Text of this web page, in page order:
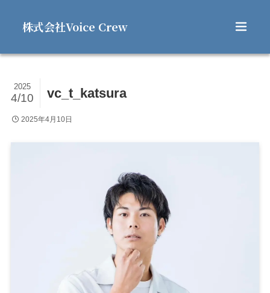
株式会社Voice Crew
vc_t_katsura
2025
4/10
2025年4月10日